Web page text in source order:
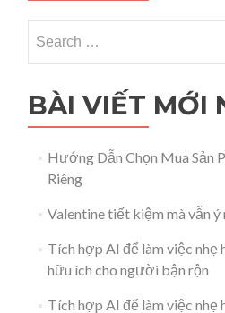
BÀI VIẾT MỚI
Hướng Dẫn Chọn Mua Sản
Riêng
Valentine tiết kiệm mà vẫn ý
Tích hợp AI để làm việc nhẹ
hữu ích cho người bận rộn
Tích hợp AI để làm việc nhẹ